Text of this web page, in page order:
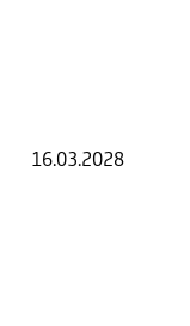
16.03.2028